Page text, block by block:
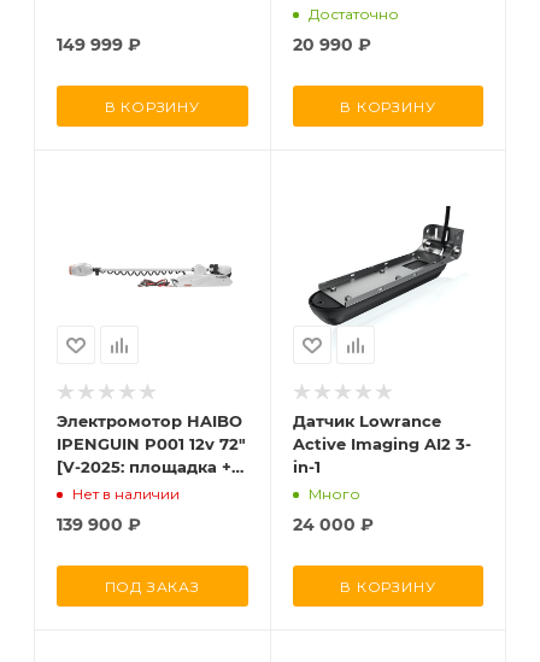
149 999 ₽
В КОРЗИНУ
(карбон) ПРЕДЗАКАЗ
Достаточно
20 990 ₽
В КОРЗИНУ
Электромотор HAIBO
IPENGUIN P001 12v 72"
[V-2025: площадка +
педаль]
Нет в наличии
139 900 ₽
ПОД ЗАКАЗ
Датчик Lowrance
Active Imaging AI2 3-
in-1
Много
24 000 ₽
В КОРЗИНУ